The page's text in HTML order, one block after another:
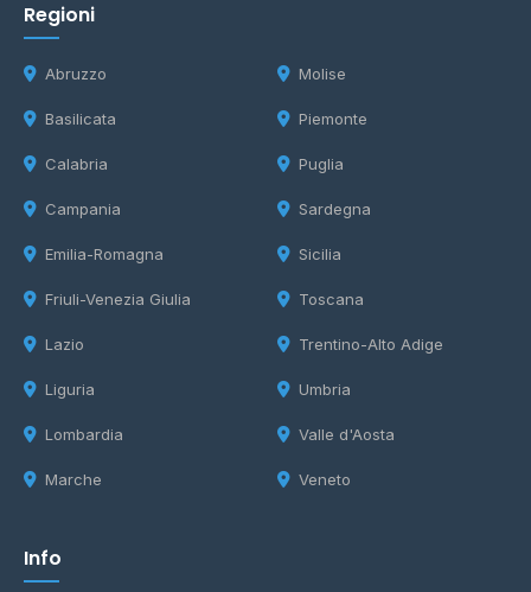
Regioni
Abruzzo
Basilicata
Calabria
Campania
Emilia-Romagna
Friuli-Venezia Giulia
Lazio
Liguria
Lombardia
Marche
Molise
Piemonte
Puglia
Sardegna
Sicilia
Toscana
Trentino-Alto Adige
Umbria
Valle d'Aosta
Veneto
Info